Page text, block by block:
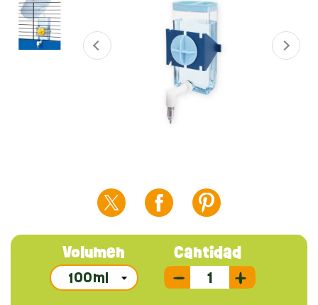
Cantidad
Volumen